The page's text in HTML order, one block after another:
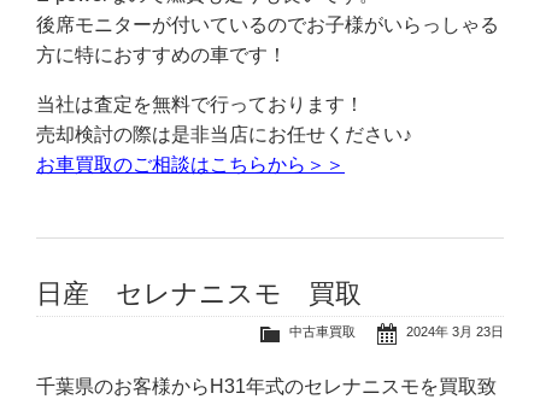
後席モニターが付いているのでお子様がいらっしゃる
方に特におすすめの車です！
当社は査定を無料で行っております！
売却検討の際は是非当店にお任せください♪
お車買取のご相談はこちらから＞＞
日産 セレナニスモ 買取
2024年 3月 23日
中古車買取
千葉県のお客様からH31年式のセレナニスモを買取致